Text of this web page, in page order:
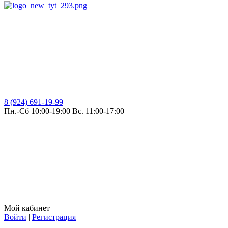
8 (924) 691-19-99
Пн.-Сб 10:00-19:00 Вс. 11:00-17:00
Мой кабинет
Войти | Регистрация